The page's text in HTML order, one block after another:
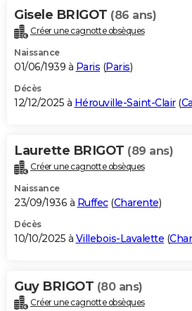
Bricolage
Lifestyle
Culture
Sport
Auto
Television
Voyage
Cinema
Gisele BRIGOT (86 ans)
Créer une cagnotte obsèques
Naissance
01/06/1939 à Paris (Paris)
Décès
12/12/2025 à Hérouville-Saint-Clair(
Laurette BRIGOT (89 ans)
Créer une cagnotte obsèques
Naissance
23/09/1936 à Ruffec(Charente)
Décès
10/10/2025 à Villebois-Lavalette (
Guy BRIGOT (80 ans)
Créer une cagnotte obsèques